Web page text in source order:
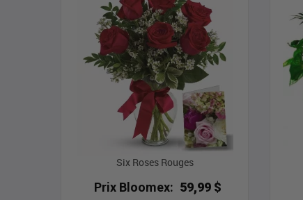
Six Roses Rouges
Prix Bloomex: 59,99 $